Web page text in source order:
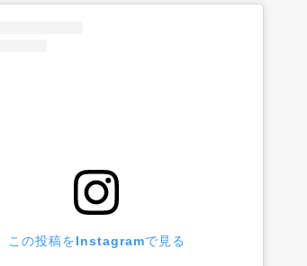
この投稿をInstagramで見る